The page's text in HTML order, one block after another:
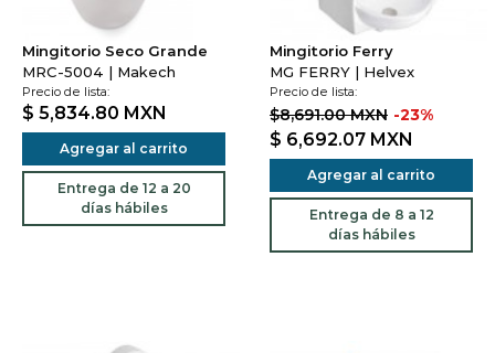
Mingitorio Seco Grande
MRC-5004 | Makech
Precio de lista:
$ 5,834.80 MXN
Agregar al carrito
Entrega de 12 a 20
días hábiles
Mingitorio Ferry
MG FERRY | Helvex
Precio de lista:
$8,691.00 MXN -23%
$ 6,692.07 MXN
Agregar al carrito
Entrega de 8 a 12
días hábiles